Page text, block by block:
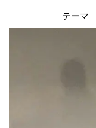
テーマ